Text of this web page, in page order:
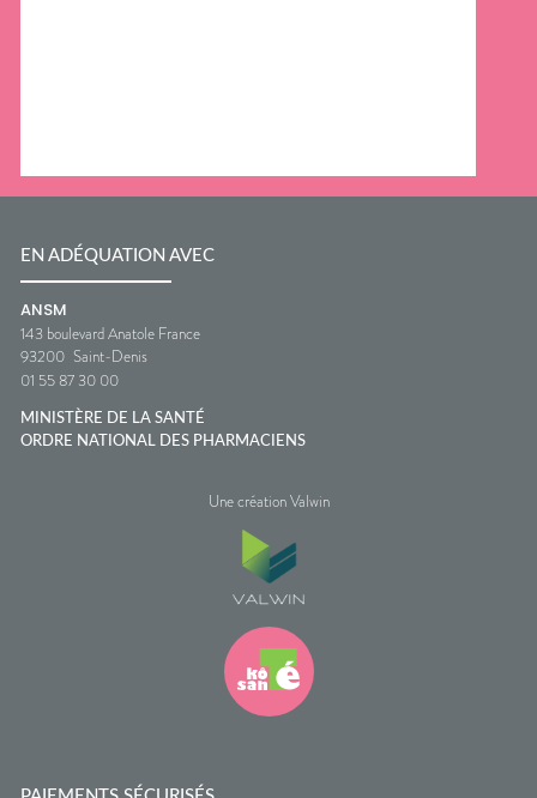
EN ADÉQUATION AVEC
ANSM
143 boulevard Anatole France
93200 Saint-Denis
01 55 87 30 00
MINISTÈRE DE LA SANTÉ
ORDRE NATIONAL DES PHARMACIENS
Une création Valwin